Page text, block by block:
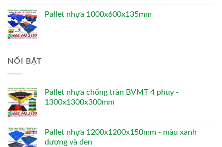
Pallet nhựa 1000x600x135mm
NỔI BẬT
Pallet nhựa chống tràn BVMT 4 phuy -
1300x1300x300mm
Pallet nhựa 1200x1200x150mm - màu xanh
dương và đen